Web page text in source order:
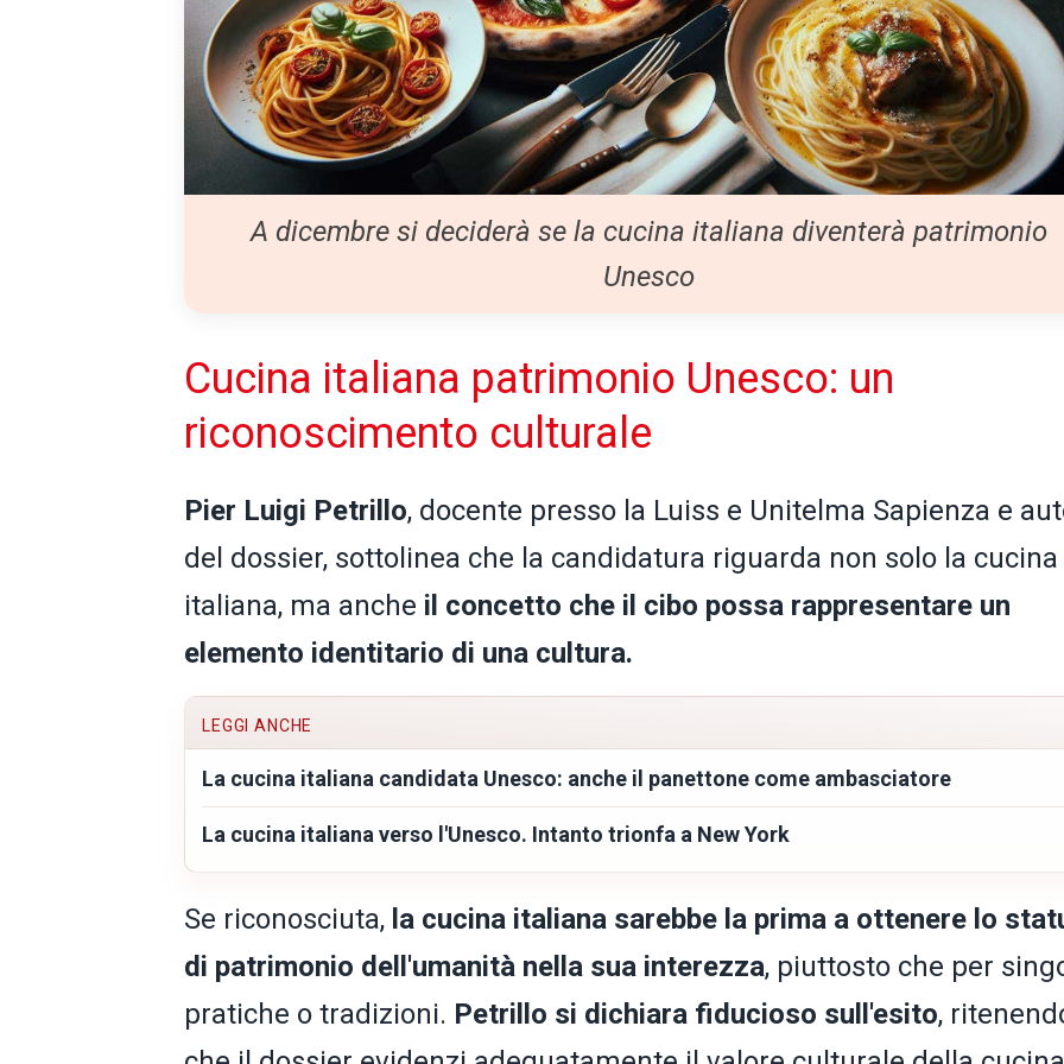
A dicembre si deciderà se la cucina italiana diventerà patrimonio
Unesco
Cucina italiana patrimonio Unesco: un
riconoscimento culturale
Pier Luigi Petrillo, docente presso la Luiss e Unitelma Sapienza e
del dossier, sottolinea che la candidatura riguarda non solo la cucina
italiana, ma anche il concetto che il cibo possa rappresentare un
elemento identitario di una cultura.
LEGGI ANCHE
La cucina italiana candidata Unesco: anche il panettone come ambasciatore
La cucina italiana verso l'Unesco. Intanto trionfa a New York
Se riconosciuta, la cucina italiana sarebbe la prima a ottenere lo
di patrimonio dell'umanità nella sua interezza, piuttosto che per
pratiche o tradizioni. Petrillo si dichiara fiducioso sull'esito,